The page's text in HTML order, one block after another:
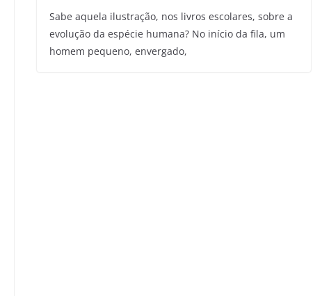
Sabe aquela ilustração, nos livros escolares, sobre a
evolução da espécie humana? No início da fila, um
homem pequeno, envergado,